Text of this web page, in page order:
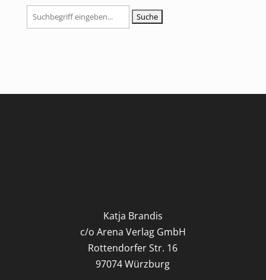
Suchen
nach:
Katja Brandis
c/o Arena Verlag GmbH
Rottendorfer Str. 16
97074 Würzburg